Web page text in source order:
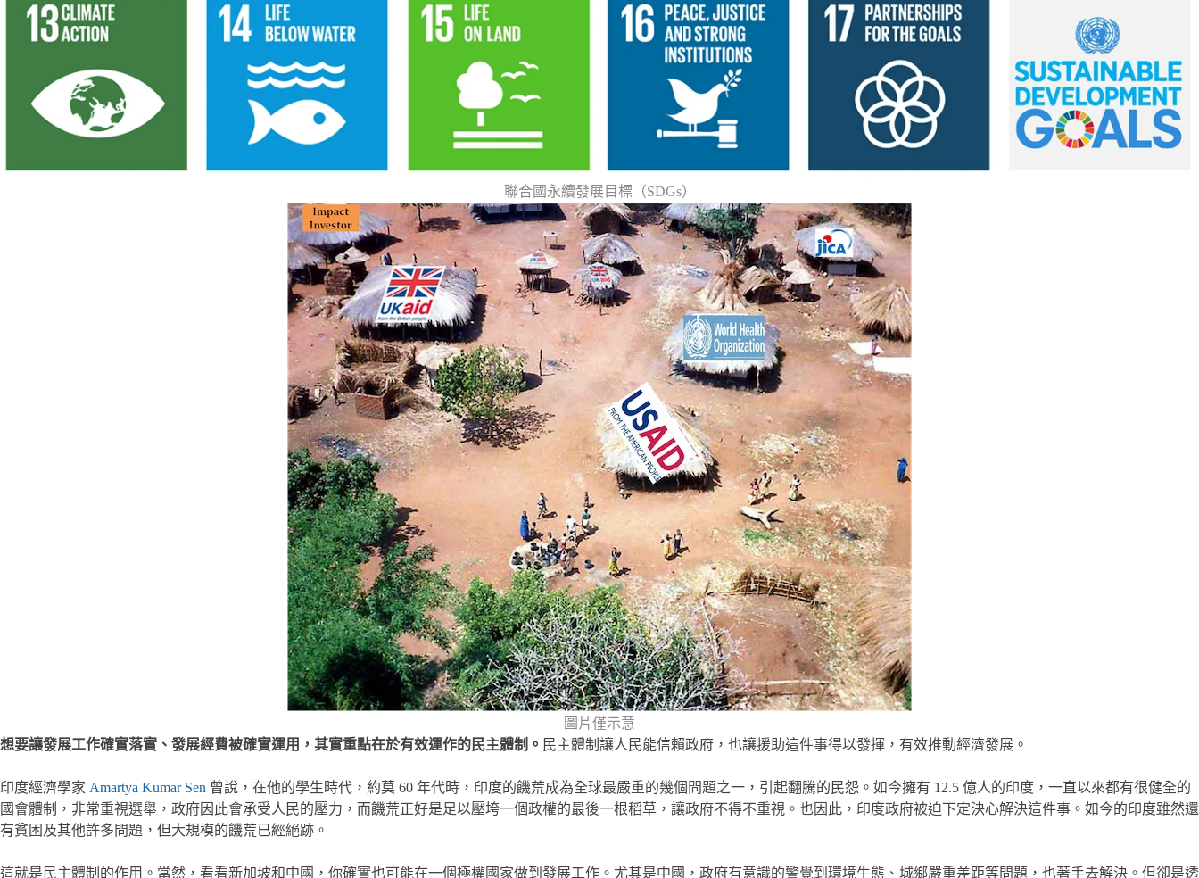
聯合國永續發展目標（SDGs）
圖片僅示意
想要讓發展工作確實落實、發展經費被確實運用，其實重點在於有效運作的民主體制。 民主體制讓人民能信賴政府，也讓援助這件事得以發揮，有效推動經濟發展。
印度經濟學家 Amartya Kumar Sen 曾說，在他的學生時代，約莫 60 年代時，印度的饑荒成為全球最嚴重的幾個問題之一，引起翻騰的民怨。如今擁有 12.5 億人的印度，一直以來都有很健全的
國會體制，非常重視選舉，政府因此會承受人民的壓力，而饑荒正好是足以壓垮一個政權的最後一根稻草，讓政府不得不重視。也因此，印度政府被迫下定決心解決這件事。如今的印度雖然還
有貧困及其他許多問題，但大規模的饑荒已經絕跡。
這就是民主體制的作用。當然，看看新加坡和中國，你確實也可能在一個極權國家做到發展工作。尤其是中國，政府有意識的警覺到環境生態、城鄉嚴重差距等問題，也著手去解決。但卻是透